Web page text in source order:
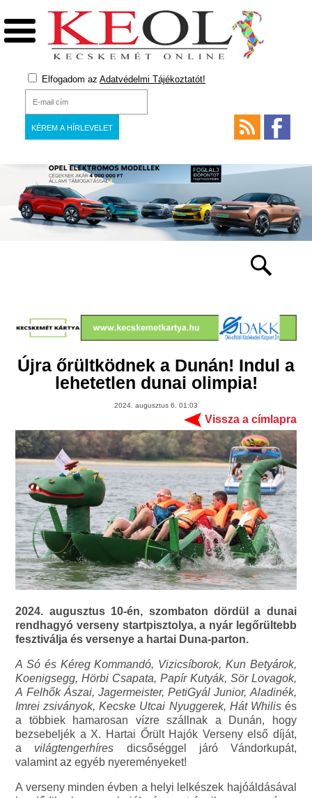
Elfogadom az Adatvédelmi Tájékoztatót!
Újra őrültködnek a Dunán! Indul a
lehetetlen dunai olimpia!
2024. augusztus 6. 01:03
Vissza a címlapra
2024. augusztus 10-én, szombaton dördül a dunai
rendhagyó verseny startpisztolya, a nyár legőrültebb
fesztiválja és versenye a hartai Duna-parton.
A Só és Kéreg Kommandó, Vizicsíborok, Kun Betyárok,
Koenigsegg, Hörbi Csapata, Papír Kutyák, Sör Lovagok,
A Felhők Ászai, Jagermeister, PetiGyál Junior, Aladinék,
Imrei zsiványok, Kecske Utcai Nyuggerek, Hát Whilis és
a többiek hamarosan vízre szállnak a Dunán, hogy
bezsebeljék a X. Hartai Őrült Hajók Verseny első díját,
a világtengerhíres dicsőséggel járó Vándorkupát,
valamint az egyéb nyereményeket!
A verseny minden évben a helyi lelkészek hajóáldásával